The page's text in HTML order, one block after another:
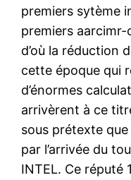
premiers sytème
premiers
d’où la réduction
cette époque qui
d’énormes
arrivèrent à ce
sous prétexte que
par l’arrivée du
INTEL. Ce réputé